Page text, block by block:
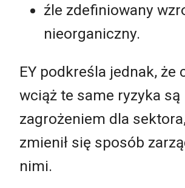
źle zdefiniowany
nieorganiczny.
EY podkreśla jednak, że
wciąż te same ryzyka są
zagrożeniem dla
zmienił się sposób
nimi.